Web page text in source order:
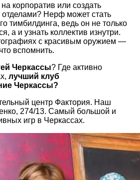
корпоратив или создать
Нерф может стать
тимбилдинга, ведь он не только
а и узнать коллектив изнутри.
с красивым оружием —
вспомнить.
Черкассы? Где активно
лучший клуб
Черкассы?
центр Фактория. Наш
274/13. Самый большой и
игр в Черкассах.